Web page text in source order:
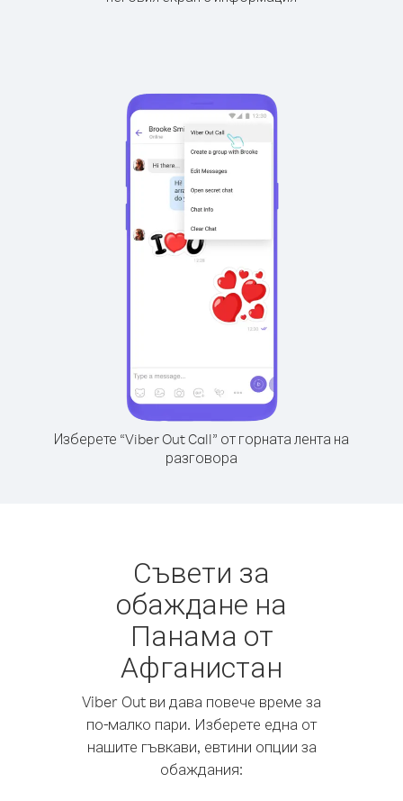
Изберете “Viber Out Call” от горната лента на
разговора
Съвети за
обаждане на
Панама от
Афганистан
Viber Out ви дава повече време за
по-малко пари. Изберете една от
нашите гъвкави, евтини опции за
обаждания: